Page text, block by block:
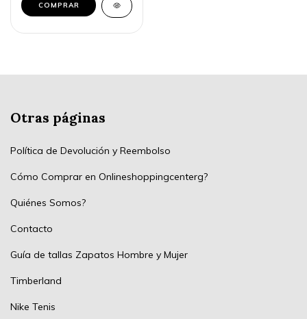
COMPRAR
Otras páginas
Política de Devolución y Reembolso
Cómo Comprar en Onlineshoppingcenterg?
Quiénes Somos?
Contacto
Guía de tallas Zapatos Hombre y Mujer
Timberland
Nike Tenis